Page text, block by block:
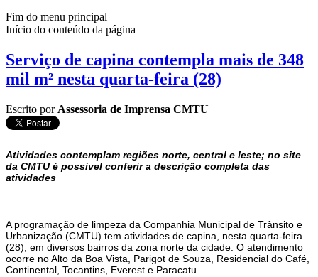
Fim do menu principal
Início do conteúdo da página
Serviço de capina contempla mais de 348
mil m² nesta quarta-feira (28)
Escrito por Assessoria de Imprensa CMTU
Atividades contemplam regiões norte, central e leste; no site
da CMTU é possível conferir a descrição completa das
atividades
A programação de limpeza da Companhia Municipal de Trânsito e
Urbanização (CMTU) tem atividades de capina, nesta quarta-feira
(28), em diversos bairros da zona norte da cidade. O atendimento
ocorre no Alto da Boa Vista, Parigot de Souza, Residencial do Café,
Continental, Tocantins, Everest e Paracatu.